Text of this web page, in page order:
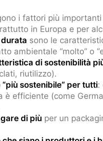
i fattori più
in Europa e per
sono le
ambientale “molto” o
di sostenibilità
riutilizzo).
sostenibile” per tutti:
è efficiente (come
di più per un